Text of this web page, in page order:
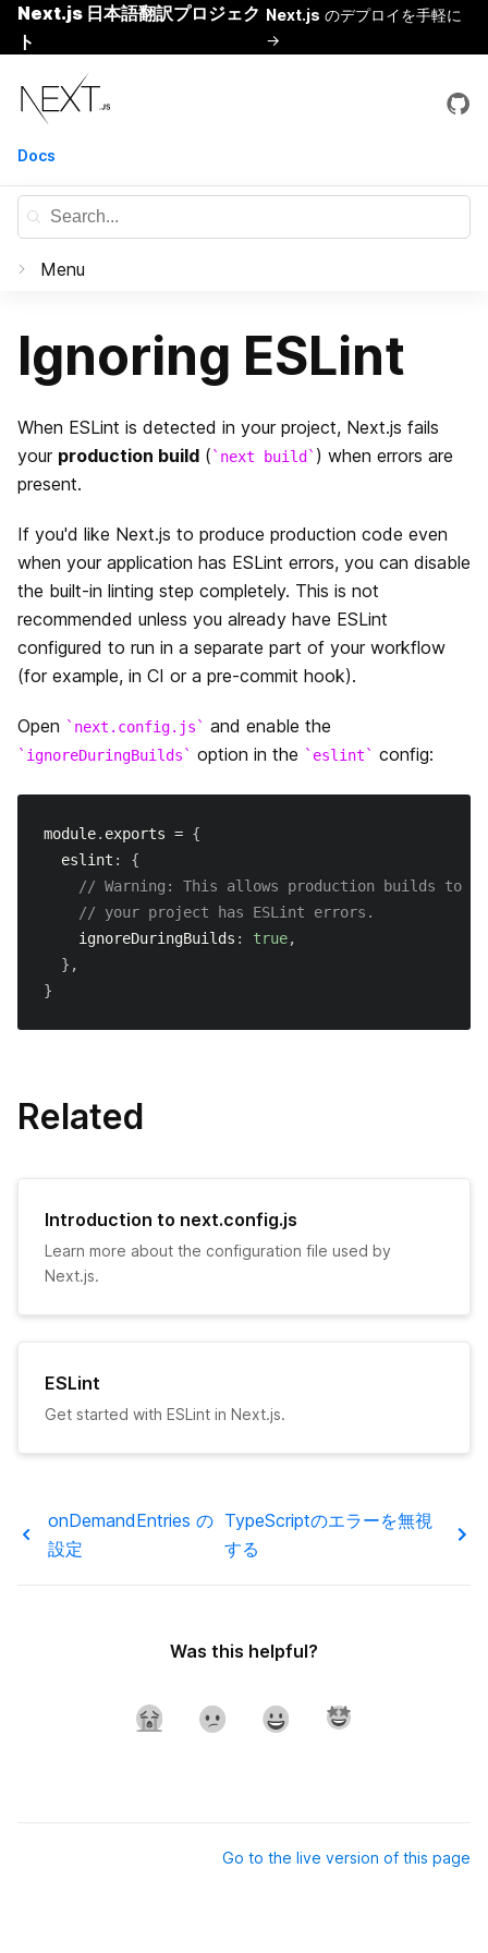
Next.js 日本語翻訳プロジェク
ト
Next.js のデプロイを手軽に
→
Next.js
Docs
Menu
はじめに
Basic Features
Pages
Overview
getServerSideProps
getStaticProps
Incremental Static Regeneration
Client side
CSS のビルトインサポート
画像最適化
静的ファイルの配信
ESLint
TypeScript
環境変数
サポートしているブラウザと機能
Routing
Dynamic Routes
Imperatively
浅いルーティング
API Routes
はじめに
動的APIルーティング
API ミドルウェア
Middleware
Going to Production
Deployment
Authentication
Guides
Advanced Features
プレビューモード
動的インポート
Automatic Static Optimization
静的HTMLのエクスポート
Using MDX
はじめに
AMPコンポーネントの追加
AMPの検証
TypeScript
Babel 設定のカスタマイズ
PostCSS設定のカスタマイズ
カスタム`App`
`src` ディレクトリ
パフォーマンス測定
国際化されたルーティング
アップグレードガイド
Migrating to Next.js
Incrementally Adopting Next.js
Migrating from Gatsby
Migrating from React Router
よくある質問
API Reference
Create Next App
next/router
next/link
next/head
next/server
getInitialProps
getServerSideProps
Ignoring ESLint
When ESLint is detected in your project, Next.js fails
your production build ( next build
) when errors are
present.
If you'd like Next.js to produce production code even
when your application has ESLint errors, you can disable
the built-in linting step completely. This is not
recommended unless you already have ESLint
configured to run in a separate part of your workflow
(for example, in CI or a pre-commit hook).
Open next.config.js and enable the
ignoreDuringBuilds option in the eslint config:
module. exports = {
  eslint
:
{
// Warning: This allows production builds to
// your project has ESLint errors.
    ignoreDuringBuilds
: true,
} ,
}
Related
Introduction to next.config.js
Learn more about the configuration file used by
Next.js.
ESLint
Get started with ESLint in Next.js.
onDemandEntries の
設定
TypeScriptのエラーを無視
する
Was this helpful?
Go to the live version of this page